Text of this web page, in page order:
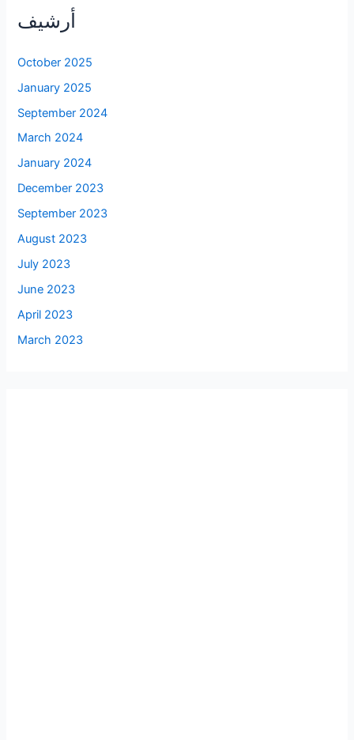
أرشيف
October 2025
January 2025
September 2024
March 2024
January 2024
December 2023
September 2023
August 2023
July 2023
June 2023
April 2023
March 2023